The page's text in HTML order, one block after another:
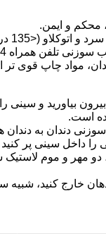
محکم و ایمن.
(<135 درجه).
می کند، موقعیت دندان را به راحتی باز می کند.
مواد چاپ قوی
است.
را داخل سینی پر
دو مهر و موم
خارج کنید،